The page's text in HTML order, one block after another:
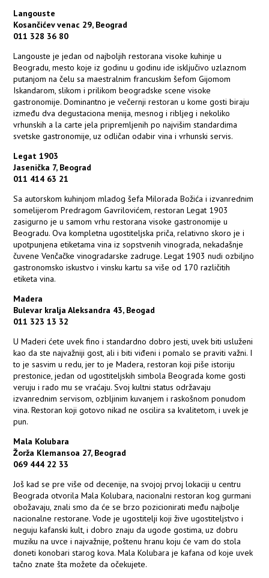
Langouste
Kosančićev venac 29, Beograd
011 328 36 80
Langouste je jedan od najboljih restorana visoke kuhinje u
Beogradu, mesto koje iz godinu u godinu ide isključivo uzlaznom
putanjom na čelu sa maestralnim francuskim šefom Gijomom
Iskandarom, slikom i prilikom beogradske scene visoke
gastronomije. Dominantno je večernji restoran u kome gosti biraju
između dva degustaciona menija, mesnog i ribljeg i nekoliko
vrhunskih a la carte jela pripremljenih po najvišim standardima
svetske gastronomije, uz odličan odabir vina i vrhunski servis.
Legat 1903
Jasenička 7, Beograd
011 414 63 21
Sa autorskom kuhinjom mladog šefa Milorada Božića i izvanrednim
somelijerom Predragom Gavrilovićem, restoran Legat 1903
zasigurno je u samom vrhu restorana visoke gastronomije u
Beogradu. Ova kompletna ugostiteljska priča, relativno skoro je i
upotpunjena etiketama vina iz sopstvenih vinograda, nekadašnje
čuvene Venčačke vinogradarske zadruge. Legat 1903 nudi ozbiljno
gastronomsko iskustvo i vinsku kartu sa više od 170 različitih
etiketa vina.
Madera
Bulevar kralja Aleksandra 43, Beogad
011 323 13 32
U Maderi ćete uvek fino i standardno dobro jesti, uvek biti usluženi
kao da ste najvažniji gost, ali i biti viđeni i pomalo se praviti važni. I
to je sasvim u redu, jer to je Madera, restoran koji piše istoriju
prestonice, jedan od ugostiteljskih simbola Beograda kome gosti
veruju i rado mu se vraćaju. Svoj kultni status održavaju
izvanrednim servisom, ozbljinim kuvanjem i raskošnom ponudom
vina. Restoran koji gotovo nikad ne oscilira sa kvalitetom, i uvek je
pun.
Mala Kolubara
Žorža Klemansoa 27, Beograd
069 444 22 33
Još kad se pre više od decenije, na svojoj prvoj lokaciji u centru
Beograda otvorila Mala Kolubara, nacionalni restoran kog gurmani
obožavaju, znali smo da će se brzo pozicionirati među najbolje
nacionalne restorane. Vode je ugostitelji koji žive ugostiteljstvo i
neguju kafanski kult, i dobro znaju da ugode gostima, uz dobru
muziku na uvce i najvažnije, poštenu hranu koju će vam do stola
doneti konobari starog kova. Mala Kolubara je kafana od koje uvek
tačno znate šta možete da očekujete.